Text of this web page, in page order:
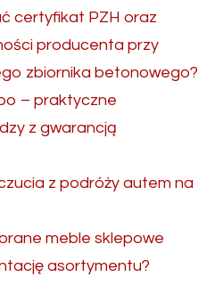
certyfikat PZH oraz
producenta przy
zbiornika betonowego?
– praktyczne
z gwarancją
z podróży autem na
meble sklepowe
asortymentu?